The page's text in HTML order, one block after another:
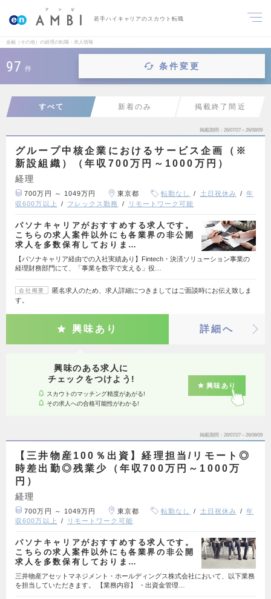
若手ハイキャリアのスカウト転職
金融（その他）の経理の転職・求人情報
97 件 条件変更
すべて 新着のみ 掲載終了間近
掲載期間 26/07/27～26/08/09
グループ中核企業におけるサービス企画（※
新設組織）（年収700万円～1000万円）
経理
700万円 ～ 1049万円 東京都 転勤なし 土日祝休み
年
収600万以上
フレックス勤務 リモートワーク可能
パソナキャリアがおすすめする求人です。
こちらの求人案件以外にも各業界の非公開
求人を多数保有しておりま…
【パソナキャリア経由での入社実績あり】Fintech・決済ソリューション事業の
経理財務部門にて、「事業を数字で支える」役…
会社概要
匿名求人のため、求人詳細につきましてはご面談時にお伝え致しま
す。
興味あり 詳細へ
興味のある求人に
チェックをつけよう!
スカウトのマッチング精度があがる!
その求人への合格可能性がわかる!
興味あり
掲載期間 26/07/27～26/08/09
【三井物産100％出資】経理担当/リモート◎
時差出勤◎残業少（年収700万円～1000万
円）
経理
700万円 ～ 1049万円 東京都 転勤なし 土日祝休み
年
収600万以上
リモートワーク可能
パソナキャリアがおすすめする求人です。
こちらの求人案件以外にも各業界の非公開
求人を多数保有しておりま…
三井物産アセットマネジメント・ホールディングス株式会社において、以下業務
を担当していただきます。 【業務内容】 ・出資金管理…